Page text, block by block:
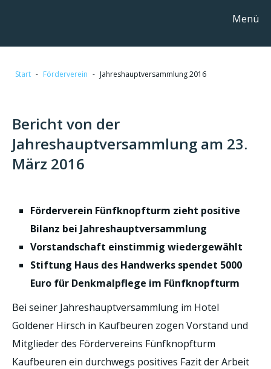
Menü
Start - Förderverein - Jahreshauptversammlung 2016
Bericht von der
Jahreshauptversammlung am 23.
März 2016
Förderverein Fünfknopfturm zieht positive
Bilanz bei Jahreshauptversammlung
Vorstandschaft einstimmig wiedergewählt
Stiftung Haus des Handwerks spendet 5000
Euro für Denkmalpflege im Fünfknopfturm
Bei seiner Jahreshauptversammlung im Hotel
Goldener Hirsch in Kaufbeuren zogen Vorstand und
Mitglieder des Fördervereins Fünfknopfturm
Kaufbeuren ein durchwegs positives Fazit der Arbeit